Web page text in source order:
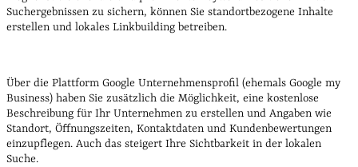
Suchergebnissen zu sichern, können Sie standortbezogene Inhalte
erstellen und lokales Linkbuilding betreiben.
Über die Plattform Google Unternehmensprofil (ehemals Google my
Business) haben Sie zusätzlich die Möglichkeit, eine kostenlose
Beschreibung für Ihr Unternehmen zu erstellen und Angaben wie
Standort, Öffnungszeiten, Kontaktdaten und Kundenbewertungen
einzupflegen. Auch das steigert Ihre Sichtbarkeit in der lokalen
Suche.